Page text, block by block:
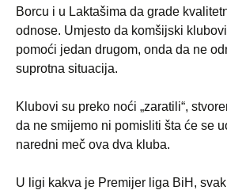
Borcu i u Laktašima da grade
odnose. Umjesto da komšijski
pomoći jedan drugom, onda da ne
suprotna situacija.
Klubovi su preko noći „zaratili“,
da ne smijemo ni pomisliti šta će se
naredni meč ova dva kluba.
U ligi kakva je Premijer liga BiH,